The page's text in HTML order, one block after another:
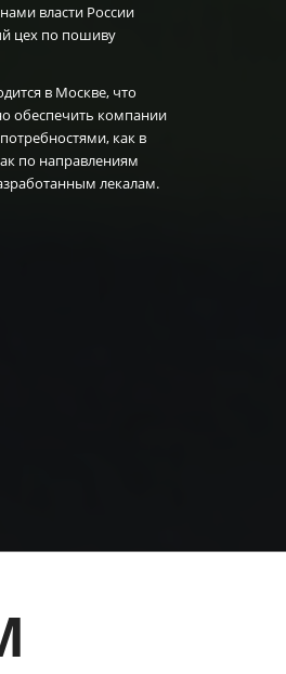
власти России
цех по пошиву
в Москве, что
обеспечить компании
как в
по направлениям
лекалам.